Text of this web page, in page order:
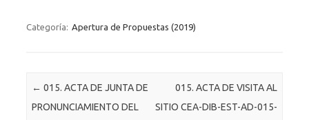
Categoría: Apertura de Propuestas (2019)
Post navigation
← 015. ACTA DE JUNTA DE
PRONUNCIAMIENTO DEL
015. ACTA DE VISITA AL
SITIO CEA-DIB-EST-AD-015-